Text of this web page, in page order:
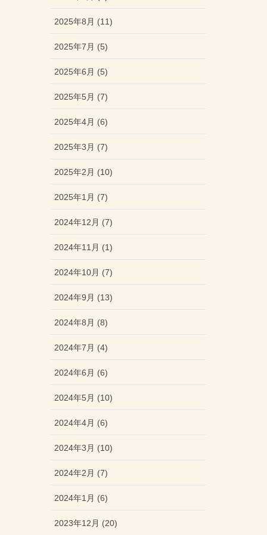
2025年8月 (11)
2025年7月 (5)
2025年6月 (5)
2025年5月 (7)
2025年4月 (6)
2025年3月 (7)
2025年2月 (10)
2025年1月 (7)
2024年12月 (7)
2024年11月 (1)
2024年10月 (7)
2024年9月 (13)
2024年8月 (8)
2024年7月 (4)
2024年6月 (6)
2024年5月 (10)
2024年4月 (6)
2024年3月 (10)
2024年2月 (7)
2024年1月 (6)
2023年12月 (20)